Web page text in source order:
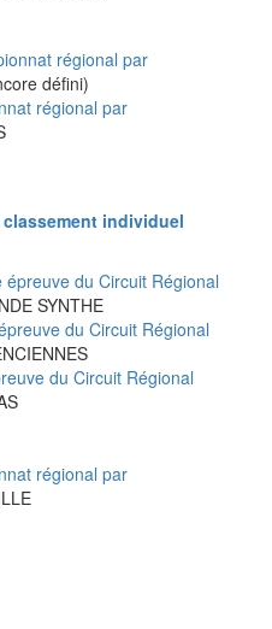
régional par
défini)
régional par
individuel
épreuve du Circuit Régional
SYNTHE
du Circuit Régional
du Circuit Régional
régional par